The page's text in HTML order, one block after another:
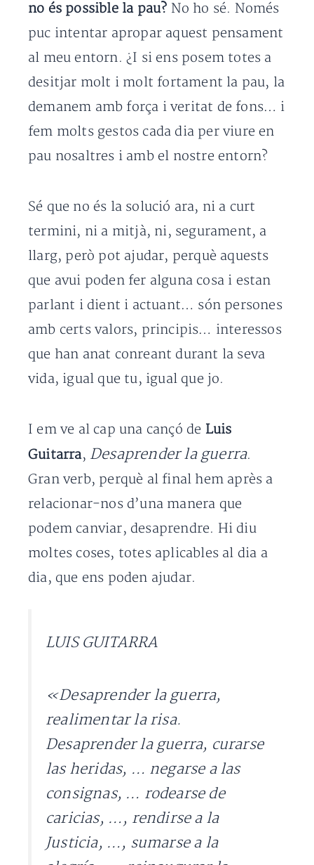
no és possible la pau? No ho sé. Només
puc intentar apropar aquest pensament
al meu entorn. ¿I si ens posem totes a
desitjar molt i molt fortament la pau, la
demanem amb força i veritat de fons… i
fem molts gestos cada dia per viure en
pau nosaltres i amb el nostre entorn?
Sé que no és la solució ara, ni a curt
termini, ni a mitjà, ni, segurament, a
llarg, però pot ajudar, perquè aquests
que avui poden fer alguna cosa i estan
parlant i dient i actuant… són persones
amb certs valors, principis… interessos
que han anat conreant durant la seva
vida, igual que tu, igual que jo.
I em ve al cap una cançó de Luis
Guitarra, Desaprender la guerra.
Gran verb, perquè al final hem après a
relacionar-nos d’una manera que
podem canviar, desaprendre. Hi diu
moltes coses, totes aplicables al dia a
dia, que ens poden ajudar.
LUIS GUITARRA
«Desaprender la guerra,
realimentar la risa.
Desaprender la guerra, curarse
las heridas, … negarse a las
consignas, … rodearse de
caricias, …, rendirse a la
Justicia, …, sumarse a la